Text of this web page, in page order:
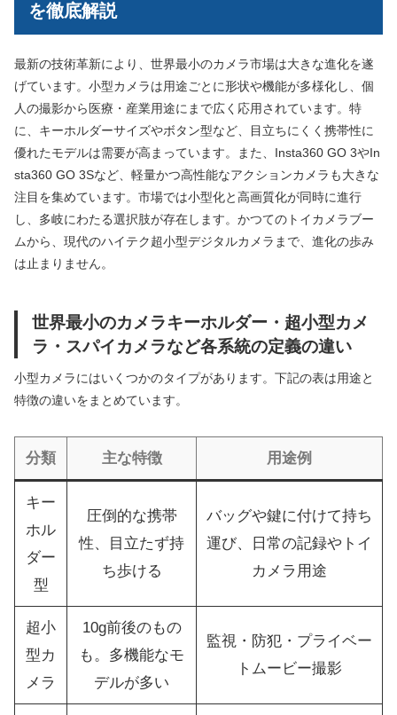
を徹底解説
最新の技術革新により、世界最小のカメラ市場は大きな進化を遂
げています。小型カメラは用途ごとに形状や機能が多様化し、個
人の撮影から医療・産業用途にまで広く応用されています。特
に、キーホルダーサイズやボタン型など、目立ちにくく携帯性に
優れたモデルは需要が高まっています。また、Insta360 GO 3やIn
sta360 GO 3Sなど、軽量かつ高性能なアクションカメラも大きな
注目を集めています。市場では小型化と高画質化が同時に進行
し、多岐にわたる選択肢が存在します。かつてのトイカメラブー
ムから、現代のハイテク超小型デジタルカメラまで、進化の歩み
は止まりません。
世界最小のカメラキーホルダー・超小型カメ
ラ・スパイカメラなど各系統の定義の違い
小型カメラにはいくつかのタイプがあります。下記の表は用途と
特徴の違いをまとめています。
分類 主な特徴 用途例
キー
ホル
ダー
型
圧倒的な携帯
性、目立たず持
ち歩ける
バッグや鍵に付けて持ち
運び、日常の記録やトイ
カメラ用途
超小
型カ
メラ
10g前後のもの
も。多機能なモ
デルが多い
監視・防犯・プライベー
トムービー撮影